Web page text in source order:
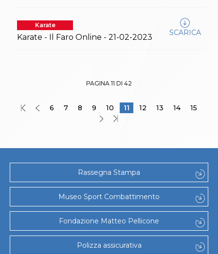
Karate
Karate - Il Faro Online - 21-02-2023 SCARICA
PAGINA 11 DI 42
6 7 8 9 10 11 12 13 14 15
Rassegna Stampa
Museo Sport Combattimento
Fondazione Matteo Pellicone
Polizza assicurativa